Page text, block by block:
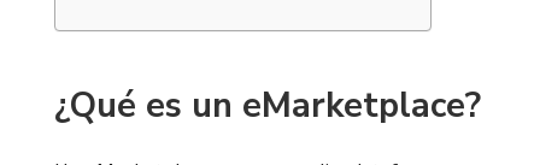
¿Qué es un eMarketplace?